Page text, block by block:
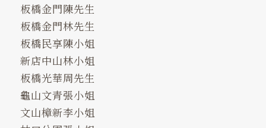
板橋金門陳先生
板橋金門林先生
板橋民享陳小姐
新店中山林小姐
板橋光華周先生
龜山文青張小姐
文山樟新李小姐